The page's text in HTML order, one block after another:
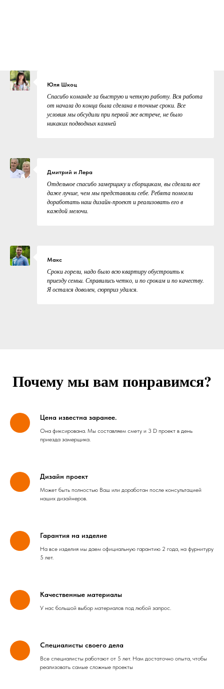
Юля Шкоц
Спасибо команде за быструю и четкую работу. Вся работа
от начала до конца была сделана в точные сроки. Все
условия мы обсудили при первой же встрече, не было
никаких подводных камней
Дмитрий и Лера
Отдельное спасибо замерщику и сборщикам, вы сделали все
даже лучше, чем мы представляли себе. Ребята помогли
доработать наш дизайн-проект и реализовать его в
каждой мелочи.
Макс
Сроки горели, надо было всю квартиру обустроить к
приезду семьи. Справились четко, и по срокам и по качеству.
Я остался доволен, сюрприз удался.
Почему мы вам понравимся?
Цена известна заранее.
Она фиксирована. Мы составляем смету и 3 D проект в день
приезда замерщика.
Дизайн проект
Может быть полностью Ваш или доработан после консультацией
наших дизайнеров.
Гарантия на изделие
На все изделия мы даем официальную гарантию 2 года, на фурнитуру
5 лет.
Качественные материалы
У нас большой выбор материалов под любой запрос.
Специалисты своего дела
Все специалисты работают от 5 лет. Нам достаточно опыта, чтобы
реализовать самые сложные проекты